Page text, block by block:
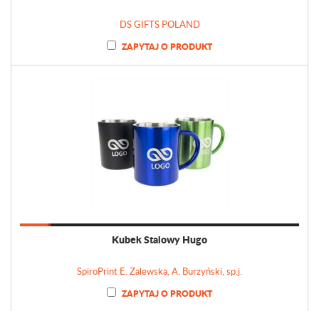
DS GIFTS POLAND
ZAPYTAJ O PRODUKT
Kubek Stalowy Hugo
SpiroPrint E. Zalewska, A. Burzyński, sp.j.
ZAPYTAJ O PRODUKT